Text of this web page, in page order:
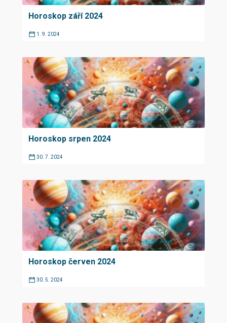
Horoskop září 2024
1. 9. 2024
Horoskop srpen 2024
30. 7. 2024
Horoskop červen 2024
30. 5. 2024